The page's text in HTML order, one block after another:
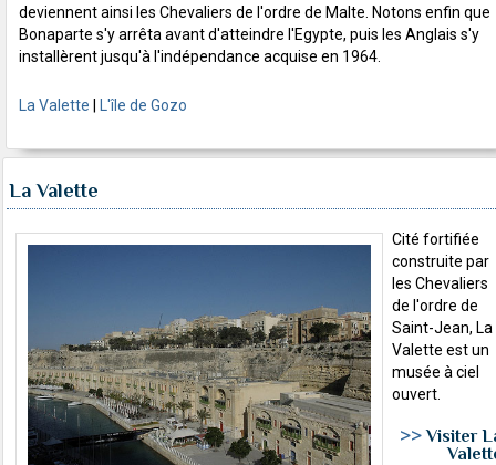
deviennent ainsi les Chevaliers de l'ordre de Malte. Notons enfin que
Bonaparte s'y arrêta avant d'atteindre l'Egypte, puis les Anglais s'y
installèrent jusqu'à l'indépendance acquise en 1964.
La Valette L'île de Gozo
La Valette
Cité fortifiée
construite par
les Chevaliers
de l'ordre de
Saint-Jean, La
Valette est un
musée à ciel
ouvert.
>>Visiter